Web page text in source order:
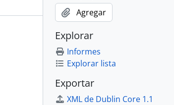
Agregar
Explorar
Informes
Explorar lista
Exportar
XML de Dublin Core 1.1